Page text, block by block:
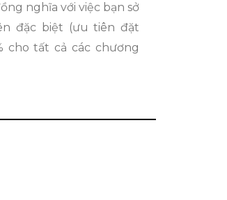
nghĩa với việc bạn sở
đặc biệt (ưu tiên đặt
cho tất cả các chương